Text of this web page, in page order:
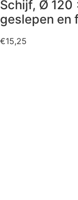
Schijf, Ø 120
geslepen en
€15,25